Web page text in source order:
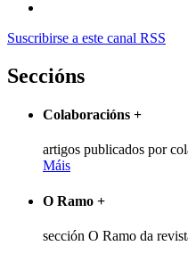
Suscribirse a este canal RSS
Seccións
Colaboracións +
artigos publicados por
Máis
O Ramo +
sección O Ramo da